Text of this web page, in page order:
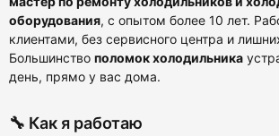
оборудования, с опытом более 10 лет.
клиентами, без сервисного центра и
Большинство поломок холодильника
день, прямо у вас дома.
🔧 Как я работаю